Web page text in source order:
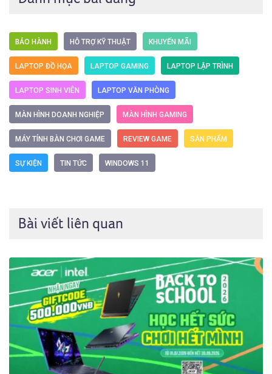
BẢO HÀNH HỖ TRỢ KỸ THUẬT KHUYẾN MÃI
LAPTOP ĐỒ HỌA LAPTOP GAMING LAPTOP LẬP TRÌNH
LAPTOP SINH VIÊN LAPTOP VĂN PHÒNG
MÀN HÌNH DOANH NGHIỆP MÀN HÌNH GAMING
MÁY TÍNH BÀN CHƠI GAME REVIEW GAME SẢN PHẨM
SỰ KIỆN TIN TỨC WINDOWS 11
Bài viết liên quan